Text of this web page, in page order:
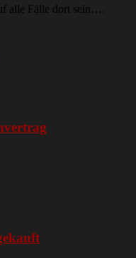
alle Fälle dort sein….